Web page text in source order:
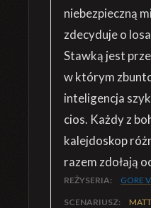
niebezpieczną
zdecyduje o
Stawką jest
w którym
inteligencja
cios. Każdy z
kalejdoskop
razem zdołają
REŻYSERIA: GORE
SCENARIUSZ: